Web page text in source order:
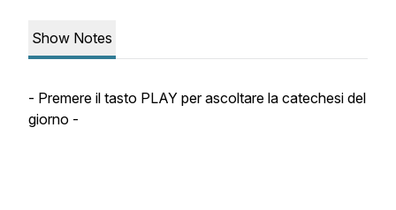
Show Notes
- Premere il tasto PLAY per ascoltare la catechesi del
giorno -